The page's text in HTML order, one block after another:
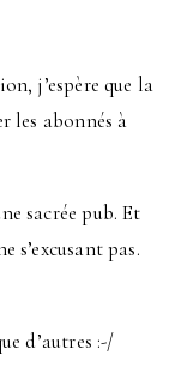
j’espère que la
les abonnés à
sacrée pub. Et
s’excusant pas.
d’autres :-/